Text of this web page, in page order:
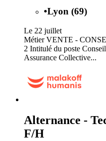
•Lyon (69)
Le 22 juillet
Métier VENTE -
2 Intitulé du poste
Assurance Collective...
Alternance -
F/H